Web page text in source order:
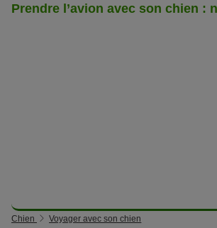
Prendre l’avion avec son chien :
Chien Voyager avec son chien